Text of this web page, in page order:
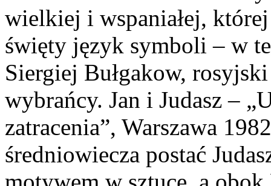
wielkiej i wspaniałej,
święty język symboli – w
Siergiej Bułgakow,
wybrańcy. Jan i Judasz –
zatracenia”, Warszawa
średniowiecza postać